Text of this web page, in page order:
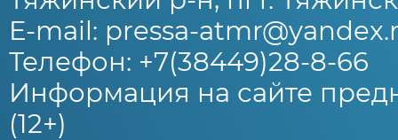
E-mail: pressa-
Телефон: +7(38449)28-8-66
Информация на сайте
(12+)